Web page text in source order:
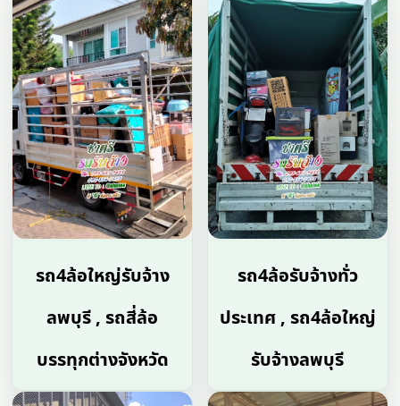
รถ4ล้อใหญ่รับจ้าง
ลพบุรี , รถสี่ล้อ
บรรทุกต่างจังหวัด
รถ4ล้อรับจ้างทั่ว
ประเทศ , รถ4ล้อใหญ่
รับจ้างลพบุรี